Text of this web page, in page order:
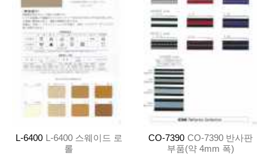
L-6400 L-6400 스웨이드 로
롤
CO-7390 CO-7390 반사판
부품(약 4mm 폭)